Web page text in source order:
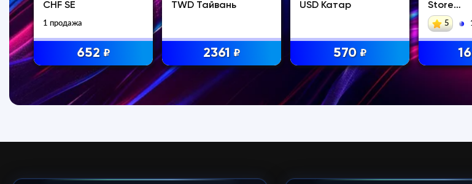
CHF SE
1 продажа
652 ₽
TWD Тайвань
2361 ₽
USD Катар
570 ₽
Store
5